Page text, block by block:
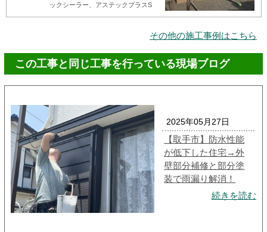
ックシーラー、アステックプラスS
その他の施工事例はこちら
この工事と同じ工事を行っている現場ブログ
2025年05月27日
【取手市】防水性能
が低下した住宅→外
壁部分補修と部分塗
装で雨漏り解消！
続きを読む